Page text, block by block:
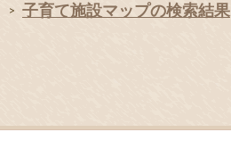
子育て施設マップの検索結果